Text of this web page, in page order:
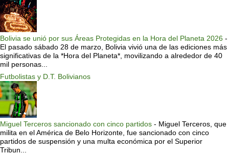
Bolivia se unió por sus Áreas Protegidas en la Hora del Planeta 2026 -
El pasado sábado 28 de marzo, Bolivia vivió una de las ediciones más
significativas de la *Hora del Planeta*, movilizando a alrededor de 40
mil personas...
Futbolistas y D.T. Bolivianos
Miguel Terceros sancionado con cinco partidos - Miguel Terceros, que
milita en el América de Belo Horizonte, fue sancionado con cinco
partidos de suspensión y una multa económica por el Superior
Tribun...